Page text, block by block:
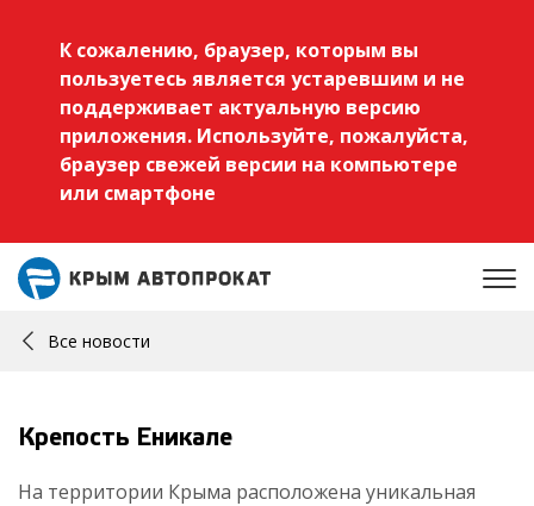
К сожалению, браузер, которым вы
пользуетесь является устаревшим и не
поддерживает актуальную версию
приложения. Используйте, пожалуйста,
браузер свежей версии на компьютере
или смартфоне
Все новости
Крепость Еникале
На территории Крыма расположена уникальная